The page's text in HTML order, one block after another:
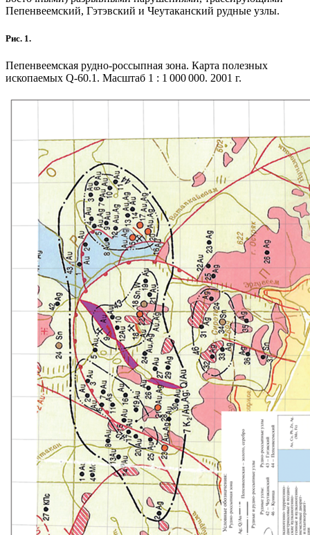
Пепенвеемский, Гэтэвский и Чеутаканский рудные узлы.
Рис. 1.
Пепенвеемская рудно-россыпная зона. Карта полезных
ископаемых Q-60.1. Масштаб 1 : 1 000 000. 2001 г.